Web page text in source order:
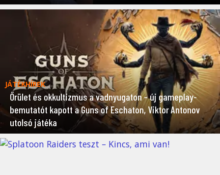
JÁTÉKHÍREK
Őrület és okkultizmus a vadnyugaton – új gameplay-
bemutatót kapott a Guns of Eschaton, Viktor Antonov
utolsó játéka